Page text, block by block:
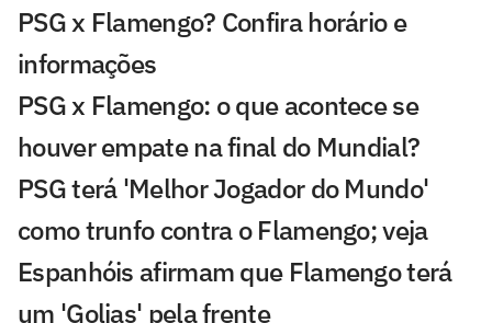
PSG x Flamengo? Confira horário e
informações
PSG x Flamengo: o que acontece se
houver empate na final do Mundial?
PSG terá 'Melhor Jogador do Mundo'
como trunfo contra o Flamengo; veja
Espanhóis afirmam que Flamengo terá
um 'Golias' pela frente